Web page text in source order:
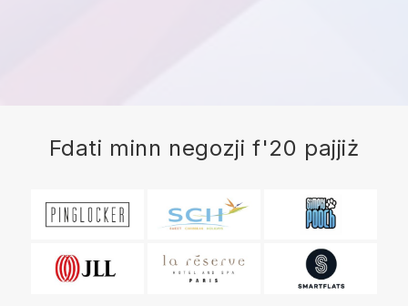
Fdati minn negozji f'20 pajjiż